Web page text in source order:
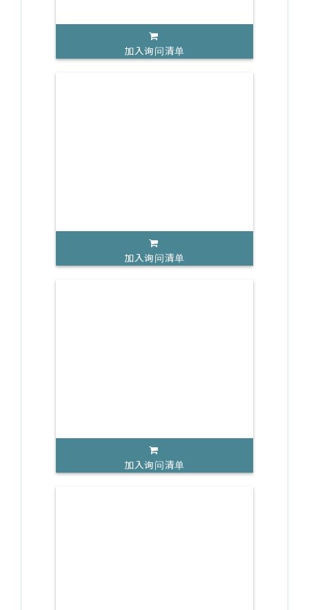
加入询问清单
加入询问清单
加入询问清单